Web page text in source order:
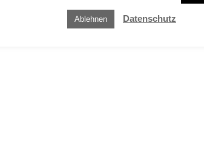
Ablehnen Datenschutz